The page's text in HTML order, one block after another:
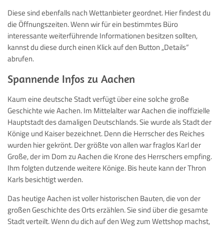
Diese sind ebenfalls nach Wettanbieter geordnet. Hier findest du
die Öffnungszeiten. Wenn wir für ein bestimmtes Büro
interessante weiterführende Informationen besitzen sollten,
kannst du diese durch einen Klick auf den Button „Details“
abrufen.
Spannende Infos zu Aachen
Kaum eine deutsche Stadt verfügt über eine solche große
Geschichte wie Aachen. Im Mittelalter war Aachen die inoffizielle
Hauptstadt des damaligen Deutschlands. Sie wurde als Stadt der
Könige und Kaiser bezeichnet. Denn die Herrscher des Reiches
wurden hier gekrönt. Der größte von allen war fraglos Karl der
Große, der im Dom zu Aachen die Krone des Herrschers empfing.
Ihm folgten dutzende weitere Könige. Bis heute kann der Thron
Karls besichtigt werden.
Das heutige Aachen ist voller historischen Bauten, die von der
großen Geschichte des Orts erzählen. Sie sind über die gesamte
Stadt verteilt. Wenn du dich auf den Weg zum Wettshop machst,